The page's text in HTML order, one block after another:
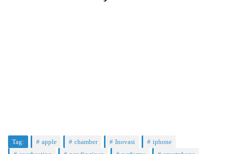
Tag: apple chamber Inovasi
iphone